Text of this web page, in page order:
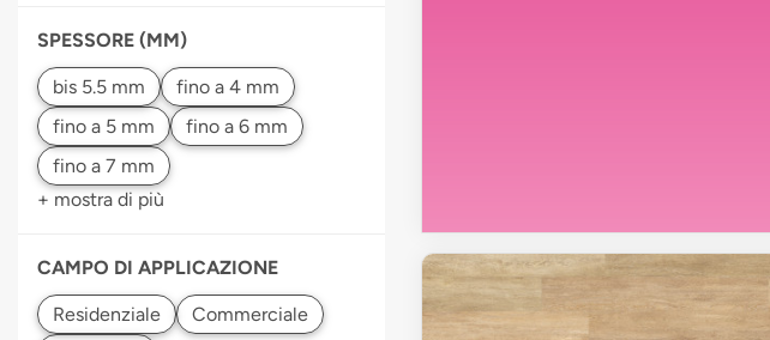
SPESSORE (MM)
+ mostra di più
CAMPO DI APPLICAZIONE